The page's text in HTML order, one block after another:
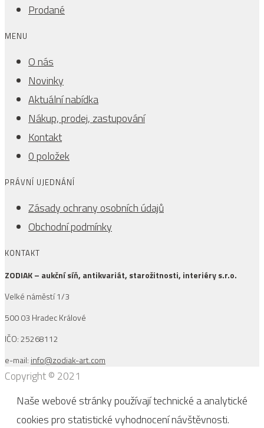
Prodané
MENU
O nás
Novinky
Aktuální nabídka
Nákup, prodej, zastupování
Kontakt
0 položek
PRÁVNÍ UJEDNÁNÍ
Zásady ochrany osobních údajů
Obchodní podmínky
KONTAKT
ZODIAK – aukční síň, antikvariát, starožitnosti, interiéry s.r.o.
Velké náměstí 1/3
500 03 Hradec Králové
IČO: 25268112
e-mail: info@zodiak-art.com
Copyright © 2021
Naše webové stránky používají technické a analytické
cookies pro statistické vyhodnocení návštěvnosti.